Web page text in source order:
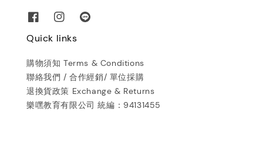
Quick links
購物須知 Terms & Conditions
聯絡我們 / 合作經銷/ 單位採購
退換貨政策 Exchange & Returns
樂嘿教育有限公司 統編：94131455